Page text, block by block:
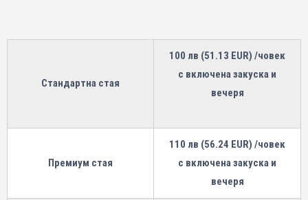
Стандартна стая
100 лв (51.13 EUR) /човек
с включена закуска и
вечеря
Премиум стая
110 лв (56.24 EUR) /човек
с включена закуска и
вечеря